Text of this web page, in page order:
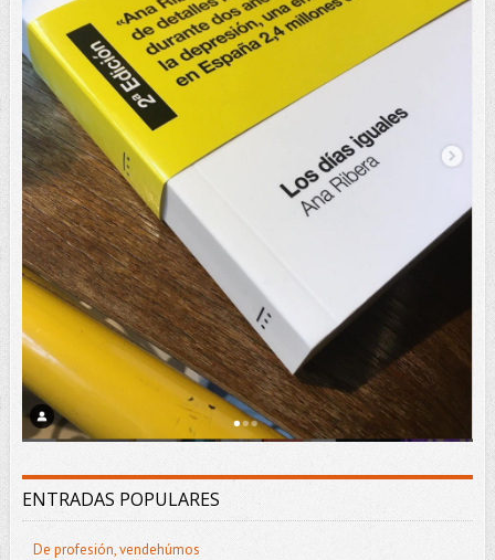
ENTRADAS POPULARES
De profesión, vendehúmos